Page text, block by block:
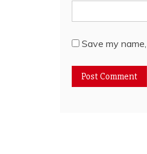
Save my